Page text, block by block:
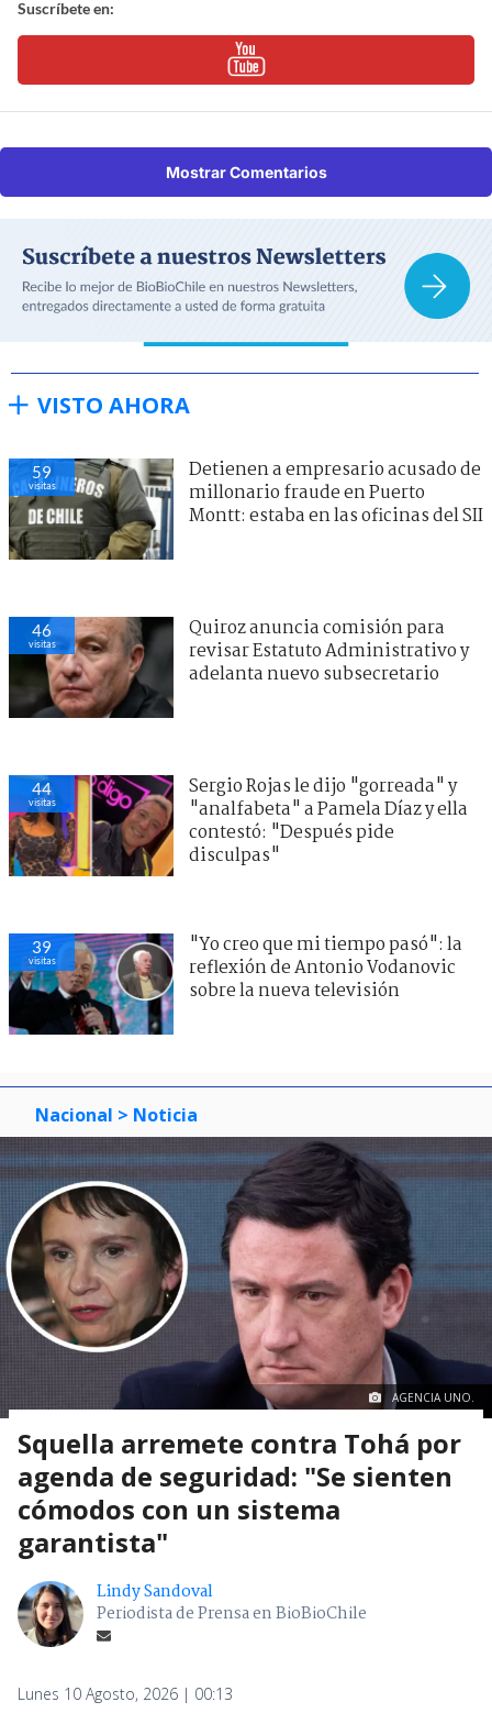
Suscríbete en:
Mostrar Comentarios
VISTO AHORA
59
visitas
Detienen a empresario acusado de
millonario fraude en Puerto
Montt: estaba en las oficinas del SII
46
visitas
Quiroz anuncia comisión para
revisar Estatuto Administrativo y
adelanta nuevo subsecretario
44
visitas
Sergio Rojas le dijo "gorreada" y
"analfabeta" a Pamela Díaz y ella
contestó: "Después pide
disculpas"
39
visitas
"Yo creo que mi tiempo pasó": la
reflexión de Antonio Vodanovic
sobre la nueva televisión
Nacional > Noticia
AGENCIA UNO.
Squella arremete contra Tohá por
agenda de seguridad: "Se sienten
cómodos con un sistema
garantista"
Lindy Sandoval
Periodista de Prensa en BioBioChile
Lunes 10 Agosto, 2026 | 00:13